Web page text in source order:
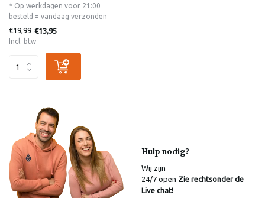
* Op werkdagen voor 21:00
besteld = vandaag verzonden
€19,99 €13,95
Incl. btw
Hulp nodig?
Wij zijn
24/7 open Zie rechtsonder de
Live chat!